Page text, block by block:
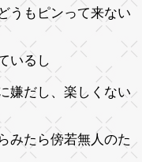
うもピンって来ない
いるし
嫌だし、楽しくない
みたら傍若無人のた